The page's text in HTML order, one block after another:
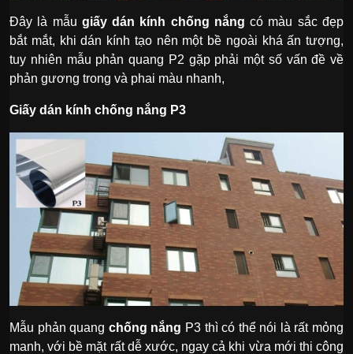
Đây là mẫu giấy dán kính chống nắng có màu sắc đẹp
bắt mắt, khi dán kính tạo nên một bề ngoài khá ấn tượng,
tuy nhiên mẫu phản quang P2 gặp phải một số vấn đề về
phản gương trong và phai màu nhanh,
Giấy dán kính chống nắng P3
Mẫu phản quang chống nắng P3 thì có thể nói là rất mỏng
manh, với bề mặt rất dễ xước, ngay cả khi vừa mới thi công